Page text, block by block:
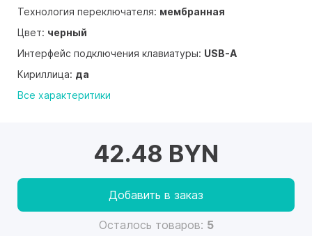
Технология переключателя: мембранная
Цвет: черный
Интерфейс подключения клавиатуры: USB-A
Кириллица: да
Все характеритики
42.48 BYN
Добавить в заказ
Осталось товаров: 5